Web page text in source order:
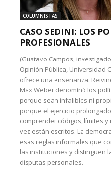
COLUMNISTAS
CASO SEDINI: LOS
PROFESIONALES
(Gustavo Campos,
Opinión Pública, Universidad
ofrece una enseñanza.
Max Weber denominó los
porque sean infalibles ni
porque el ejercicio
comprender códigos, límites
vez están escritos. La
esas reglas informales que
las instituciones y distinguen
disputas personales.